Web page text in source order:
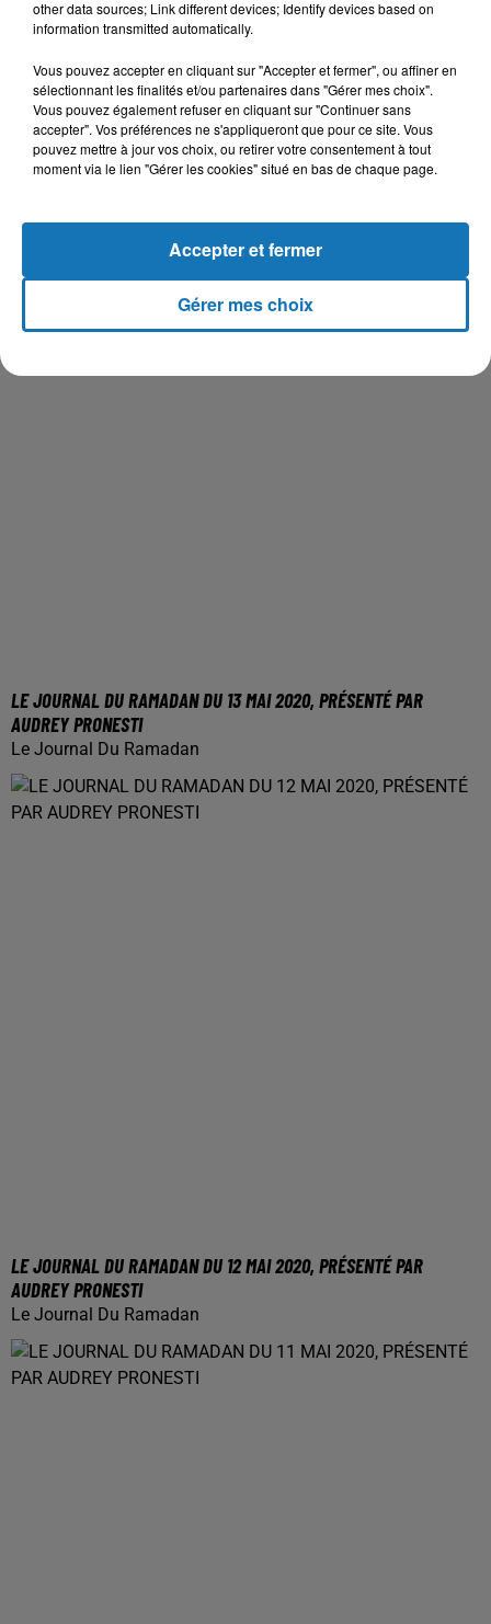
LE JOURNAL DU RAMADAN DU 14 MAI 2020, PRÉSENTÉ PAR
AUDREY PRONESTI
LE JOURNAL DU RAMADAN DU 13 MAI 2020, PRÉSENTÉ PAR
AUDREY PRONESTI
Le Journal Du Ramadan
LE JOURNAL DU RAMADAN DU 12 MAI 2020, PRÉSENTÉ PAR
AUDREY PRONESTI
Le Journal Du Ramadan
other data sources; Link different devices; Identify devices based on
information transmitted automatically.
Vous pouvez accepter en cliquant sur "Accepter et fermer", ou affiner en
sélectionnant les finalités et/ou partenaires dans "Gérer mes choix".
Vous pouvez également refuser en cliquant sur "Continuer sans
accepter". Vos préférences ne s'appliqueront que pour ce site. Vous
pouvez mettre à jour vos choix, ou retirer votre consentement à tout
moment via le lien "Gérer les cookies" situé en bas de chaque page.
Gérer mes choix
Accepter et fermer